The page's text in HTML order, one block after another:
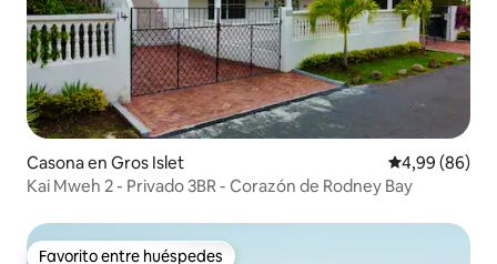
Casona en Gros Islet Calificación
4,99 (86)
Kai Mweh 2 - Privado 3BR - Corazón de Rodney Bay
Favorito entre huéspedes